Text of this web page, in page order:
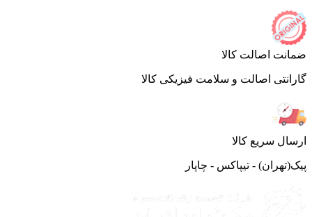
اصالت کالا
اصالت و سلامت فیزیکی کالا
سریع کالا
- تیپاکس - چاپار